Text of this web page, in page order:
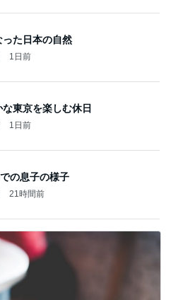
た日本の自然
1日前
東京を楽しむ休日
1日前
の息子の様子
21時間前